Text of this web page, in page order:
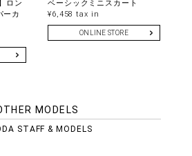
ロン
ーカ
ベーシックミニスカート
¥6,458 tax in
ONLINE STORE
MODELS
STAFF & MODELS